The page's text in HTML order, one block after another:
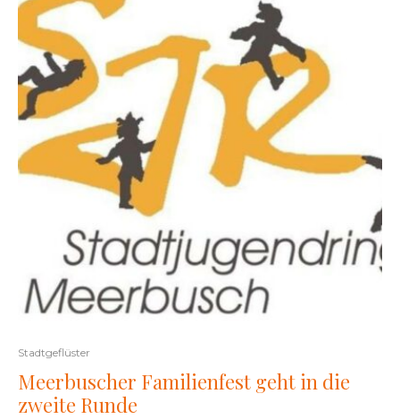
Stadtgeflüster
Meerbuscher Familienfest geht in die
zweite Runde